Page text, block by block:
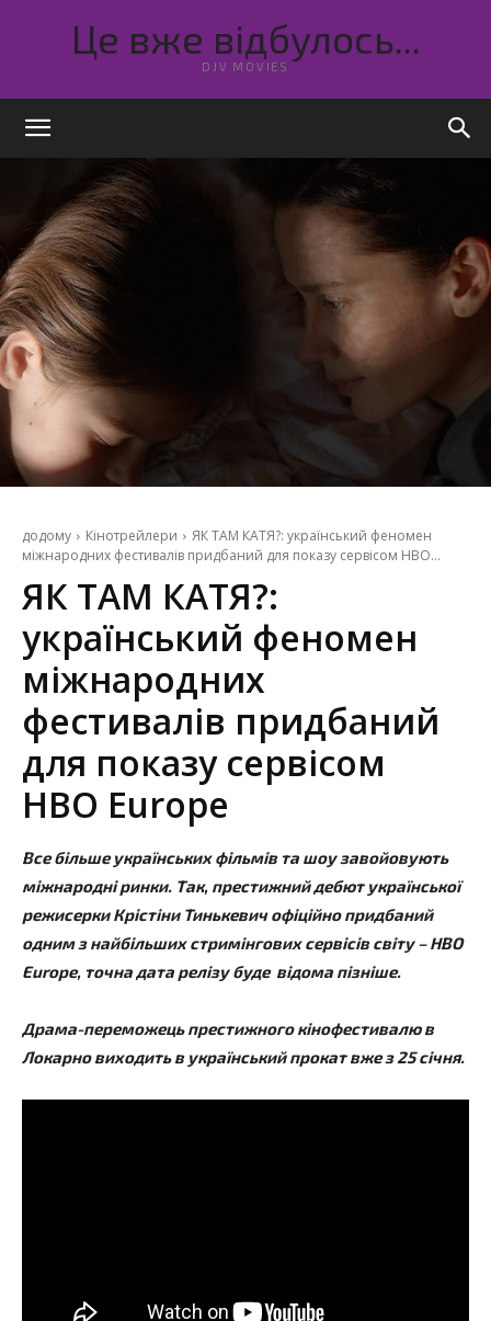
Це вже відбулось...
DJV MOVIES
додому Кінотрейлери
ЯК ТАМ КАТЯ?: український феномен
міжнародних фестивалів придбаний для показу сервісом HBO...
ЯК ТАМ КАТЯ?:
український феномен
міжнародних
фестивалів придбаний
для показу сервісом
HBO Europe
Все більше українських фільмів та шоу завойовують
міжнародні ринки. Так, престижний дебют української
режисерки Крістіни Тинькевич офіційно придбаний
одним з найбільших стримінгових сервісів світу – HBO
Europe, точна дата релізу буде відома пізніше.
Драма-переможець престижного кінофестивалю в
Локарно виходить в український прокат вже з 25 січня.